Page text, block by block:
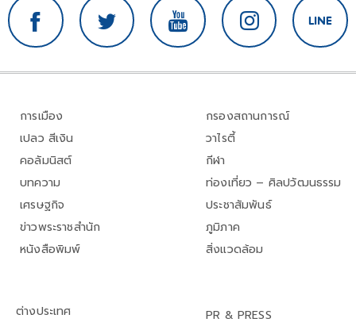
การเมือง
เปลว สีเงิน
คอลัมนิสต์
บทความ
เศรษฐกิจ
ข่าวพระราชสำนัก
หนังสือพิมพ์
กรองสถานการณ์
วาไรตี้
กีฬา
ท่องเที่ยว – ศิลปวัฒนธรรม
ประชาสัมพันธ์
ภูมิภาค
สิ่งแวดล้อม
ต่างประเทศ
PR & PRESS